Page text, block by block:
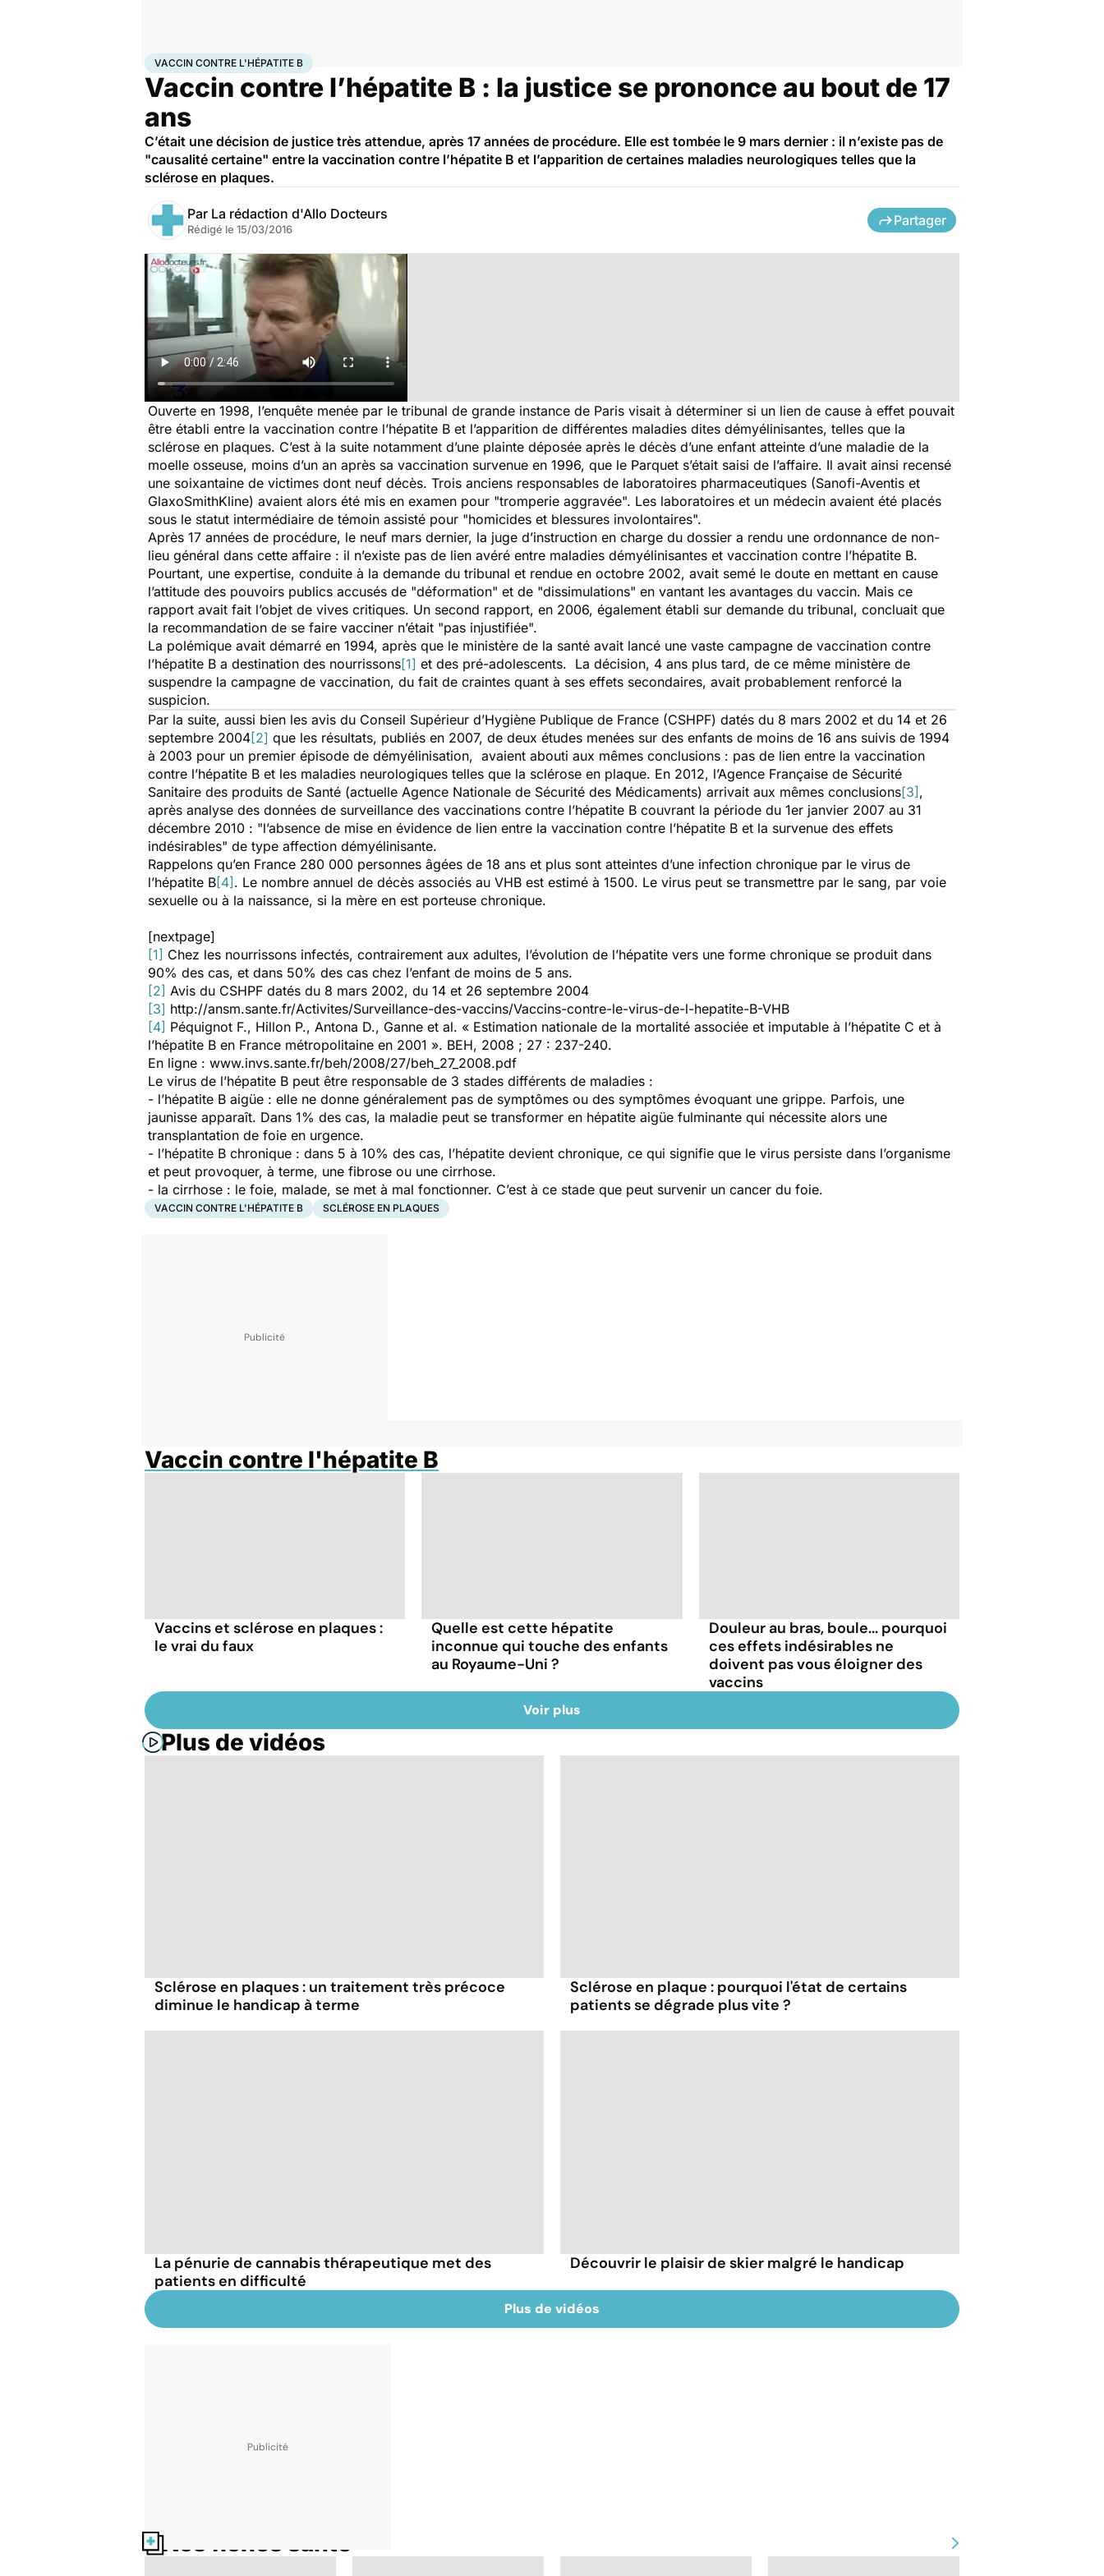
AccueilSantéMédicamentsVaccin contre l'hépatite B
VACCIN CONTRE L'HÉPATITE B
Vaccin contre l’hépatite B : la justice se prononce au bout de 17
ans
C’était une décision de justice très attendue, après 17 années de procédure. Elle est tombée le 9 mars dernier : il n’existe pas de
"causalité certaine" entre la vaccination contre l’hépatite B et l’apparition de certaines maladies neurologiques telles que la
sclérose en plaques.
Par La rédaction d'Allo Docteurs
Rédigé le 15/03/2016
Partager
Ouverte en 1998, l’enquête menée par le tribunal de grande instance de Paris visait à déterminer si un lien de cause à effet pouvait
être établi entre la vaccination contre l’hépatite B et l’apparition de différentes maladies dites démyélinisantes, telles que la
sclérose en plaques. C’est à la suite notamment d’une plainte déposée après le décès d’une enfant atteinte d’une maladie de la
moelle osseuse, moins d’un an après sa vaccination survenue en 1996, que le Parquet s’était saisi de l’affaire. Il avait ainsi recensé
une soixantaine de victimes dont neuf décès. Trois anciens responsables de laboratoires pharmaceutiques (Sanofi-Aventis et
GlaxoSmithKline) avaient alors été mis en examen pour "tromperie aggravée". Les laboratoires et un médecin avaient été placés
sous le statut intermédiaire de témoin assisté pour "homicides et blessures involontaires".
Après 17 années de procédure, le neuf mars dernier, la juge d’instruction en charge du dossier a rendu une ordonnance de non-
lieu général dans cette affaire : il n’existe pas de lien avéré entre maladies démyélinisantes et vaccination contre l’hépatite B.
Pourtant, une expertise, conduite à la demande du tribunal et rendue en octobre 2002, avait semé le doute en mettant en cause
l’attitude des pouvoirs publics accusés de "déformation" et de "dissimulations" en vantant les avantages du vaccin. Mais ce
rapport avait fait l’objet de vives critiques. Un second rapport, en 2006, également établi sur demande du tribunal, concluait que
la recommandation de se faire vacciner n’était "pas injustifiée".
La polémique avait démarré en 1994, après que le ministère de la santé avait lancé une vaste campagne de vaccination contre
l’hépatite B a destination des nourrissons[1] et des pré-adolescents. La décision, 4 ans plus tard, de ce même ministère de
suspendre la campagne de vaccination, du fait de craintes quant à ses effets secondaires, avait probablement renforcé la
suspicion.
Par la suite, aussi bien les avis du Conseil Supérieur d’Hygiène Publique de France (CSHPF) datés du 8 mars 2002 et du 14 et 26
septembre 2004[2] que les résultats, publiés en 2007, de deux études menées sur des enfants de moins de 16 ans suivis de 1994
à 2003 pour un premier épisode de démyélinisation, avaient abouti aux mêmes conclusions : pas de lien entre la vaccination
contre l’hépatite B et les maladies neurologiques telles que la sclérose en plaque. En 2012, l’Agence Française de Sécurité
Sanitaire des produits de Santé (actuelle Agence Nationale de Sécurité des Médicaments) arrivait aux mêmes conclusions[3] ,
après analyse des données de surveillance des vaccinations contre l’hépatite B couvrant la période du 1er janvier 2007 au 31
décembre 2010 : "l’absence de mise en évidence de lien entre la vaccination contre l’hépatite B et la survenue des effets
indésirables" de type affection démyélinisante.
Rappelons qu’en France 280 000 personnes âgées de 18 ans et plus sont atteintes d’une infection chronique par le virus de
l’hépatite B[4] . Le nombre annuel de décès associés au VHB est estimé à 1500. Le virus peut se transmettre par le sang, par voie
sexuelle ou à la naissance, si la mère en est porteuse chronique.
[nextpage]
[1] Chez les nourrissons infectés, contrairement aux adultes, l’évolution de l’hépatite vers une forme chronique se produit dans
90% des cas, et dans 50% des cas chez l’enfant de moins de 5 ans.
[2] Avis du CSHPF datés du 8 mars 2002, du 14 et 26 septembre 2004
[3] http://ansm.sante.fr/Activites/Surveillance-des-vaccins/Vaccins-contre-le-virus-de-l-hepatite-B-VHB
[4] Péquignot F., Hillon P., Antona D., Ganne et al. « Estimation nationale de la mortalité associée et imputable à l’hépatite C et à
l’hépatite B en France métropolitaine en 2001 ». BEH, 2008 ; 27 : 237-240.
En ligne : www.invs.sante.fr/beh/2008/27/beh_27_2008.pdf
Le virus de l’hépatite B peut être responsable de 3 stades différents de maladies :
- l’hépatite B aigüe : elle ne donne généralement pas de symptômes ou des symptômes évoquant une grippe. Parfois, une
jaunisse apparaît. Dans 1% des cas, la maladie peut se transformer en hépatite aigüe fulminante qui nécessite alors une
transplantation de foie en urgence.
- l’hépatite B chronique : dans 5 à 10% des cas, l’hépatite devient chronique, ce qui signifie que le virus persiste dans l’organisme
et peut provoquer, à terme, une fibrose ou une cirrhose.
- la cirrhose : le foie, malade, se met à mal fonctionner. C’est à ce stade que peut survenir un cancer du foie.
VACCIN CONTRE L'HÉPATITE B SCLÉROSE EN PLAQUES
Vaccin contre l'hépatite B
Vaccins et sclérose en plaques :
le vrai du faux
Quelle est cette hépatite
inconnue qui touche des enfants
au Royaume-Uni ?
Douleur au bras, boule... pourquoi
ces effets indésirables ne
doivent pas vous éloigner des
vaccins
Voir plus
Plus de vidéos
Sclérose en plaques : un traitement très précoce
diminue le handicap à terme
Sclérose en plaque : pourquoi l'état de certains
patients se dégrade plus vite ?
La pénurie de cannabis thérapeutique met des
patients en difficulté
Découvrir le plaisir de skier malgré le handicap
Plus de vidéos
Nos fiches santé